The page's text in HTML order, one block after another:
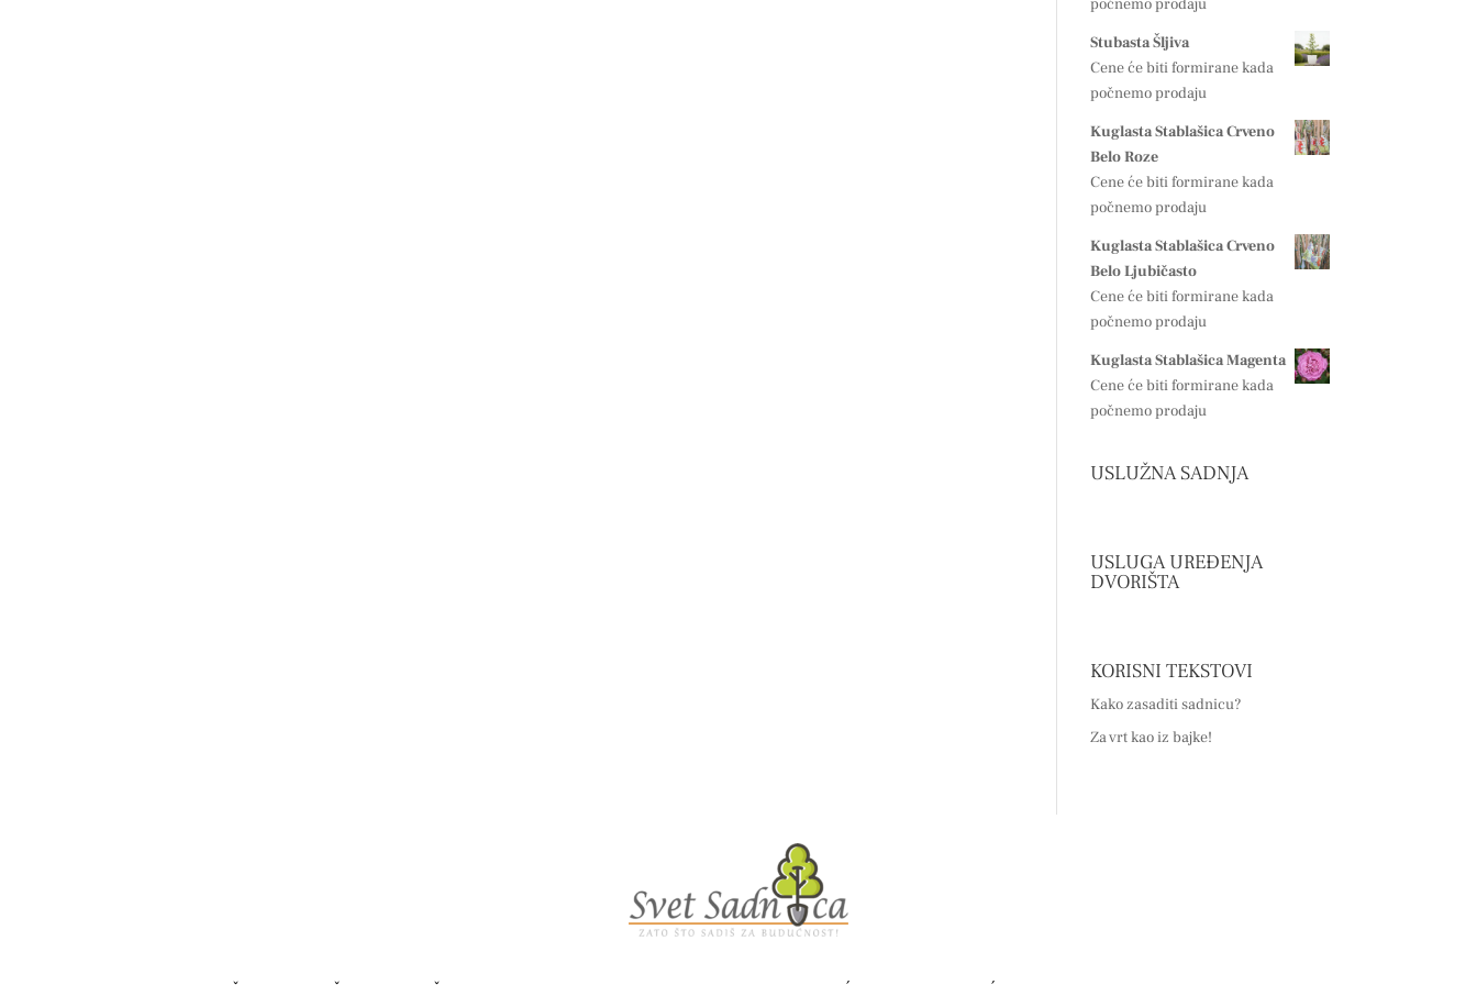
Stubasta Šljiva
Cene će biti formirane kada
počnemo prodaju
Kuglasta Stablašica Crveno
Belo Roze
Cene će biti formirane kada
počnemo prodaju
Kuglasta Stablašica Crveno
Belo Ljubičasto
Cene će biti formirane kada
počnemo prodaju
Kuglasta Stablašica Magenta
Cene će biti formirane kada
počnemo prodaju
USLUŽNA SADNJA
USLUGA UREĐENJA
DVORIŠTA
KORISNI TEKSTOVI
Kako zasaditi sadnicu?
Za vrt kao iz bajke!